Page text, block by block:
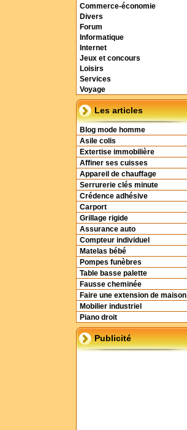
Commerce-économie
Divers
Forum
Informatique
Internet
Jeux et concours
Loisirs
Services
Voyage
Les articles
Blog mode homme
Asile colis
Extertise immobilière
Affiner ses cuisses
Appareil de chauffage
Serrurerie clés minute
Crédence adhésive
Carport
Grillage rigide
Assurance auto
Compteur individuel
Matelas bébé
Pompes funèbres
Table basse palette
Fausse cheminée
Faire une extension de maison
Mobilier industriel
Piano droit
Publicité